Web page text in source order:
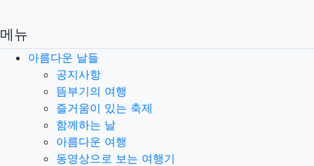
메뉴
아름다운 날들
공지사항
뜸부기의 여행
즐거움이 있는 축제
함께하는 날
아름다운 여행
동영상으로 보는 여행기